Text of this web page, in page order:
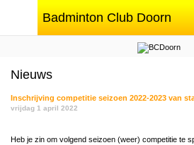
Badminton Club Doorn
Nieuws
Inschrijving competitie seizoen 2022-2023 van
vrijdag 1 april 2022
Heb je zin om volgend seizoen (weer) competitie te